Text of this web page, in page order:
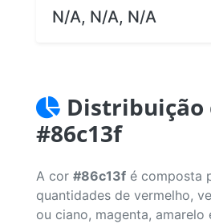
N/A, N/A, N/A
Distribuição
#86c13f
A cor #86c13f é composta
quantidades de vermelho,
ou ciano, magenta, amarelo